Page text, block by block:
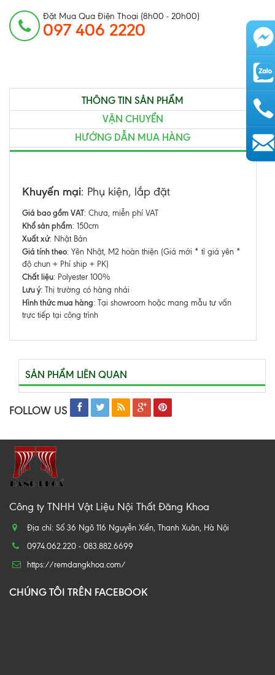
Đặt Mua Qua Điện Thoại (8h00 - 20h00)
097 406 2220
THÔNG TIN SẢN PHẨM
VẬN CHUYỂN
HƯỚNG DẪN MUA HÀNG
Khuyến mại: Phụ kiện, lắp đặt
Giá bao gồm VAT: Chưa, miễn phí VAT
Khổ sản phẩm: 150cm
Xuất xứ: Nhật Bản
Giá tính theo: Yên Nhật, M2 hoàn thiện (Giá mới * tỉ giá yên *
độ chun + Phí ship + PK)
Chất liệu: Polyester 100%
Lưu ý: Thị trường có hàng nhái
Hình thức mua hàng: Tại showroom hoặc mang mẫu tư vấn
trực tiếp tại công trình
SẢN PHẨM LIÊN QUAN
FOLLOW US
Công ty TNHH Vật Liệu Nội Thất Đăng Khoa
Địa chỉ: Số 36 Ngõ 116 Nguyễn Xiển, Thanh Xuân, Hà Nội
0974.062.220 - 083.882.6699
https://remdangkhoa.com/
CHÚNG TÔI TRÊN FACEBOOK